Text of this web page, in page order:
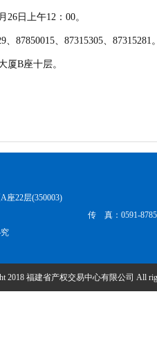
26日上午12：00。
、87850015、87315305、87315281
厦B座十层。
座22层(350003)
传 真：0591-
2018 福建省产权交易中心有限公司 All